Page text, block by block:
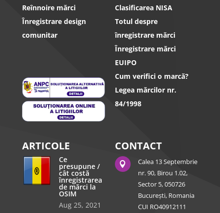
Reînnoire mărci
Înregistrare design
comunitar
Clasificarea NISA
Totul despre
înregistrare mărci
Înregistrare mărci
EUIPO
Cum verifici o marcă?
Legea mărcilor nr.
84/1998
ARTICOLE
Ce
presupune /
cât costă
înregistrarea
de mărci la
OSIM
Aug 25, 2021
CONTACT

Calea 13 Septembrie
nr. 90, Birou 1.02,
Sector 5, 050726
București, Romania
CUI RO40912111